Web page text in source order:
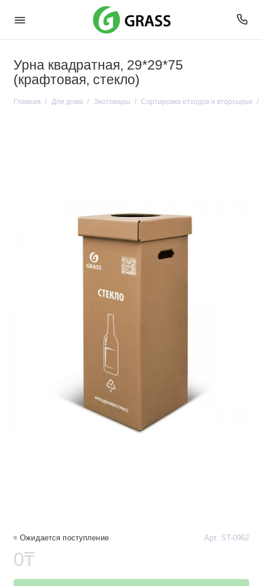
Урна квадратная, 29*29*75
(крафтовая, стекло)
Главная Для дома Экотовары Сортировка отходов и вторсырья
Ожидается поступление Арт. ST-0962
0₸